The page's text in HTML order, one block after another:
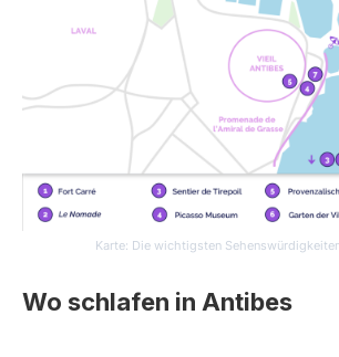
Karte: Die wichtigsten
Wo schlafen in Antibes